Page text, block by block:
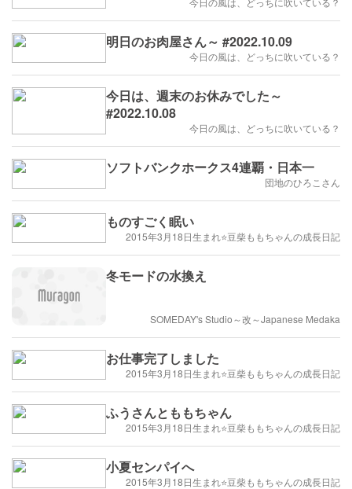
明日のお肉屋さん～ #2022.10.09
今日の風は、どっちに吹いている？
今日は、週末のお休みでした～
#2022.10.08
今日の風は、どっちに吹いている？
ソフトバンクホークス4連覇・日本一
団地のひろこさん
ものすごく眠い
2015年3月18日生まれ⭐️豆柴ももちゃんの成長日記
冬モードの水換え
SOMEDAY's Studio～改～Japanese Medaka
お仕事完了しました
2015年3月18日生まれ⭐️豆柴ももちゃんの成長日記
ふうさんとももちゃん
2015年3月18日生まれ⭐️豆柴ももちゃんの成長日記
小夏センパイへ
2015年3月18日生まれ⭐️豆柴ももちゃんの成長日記